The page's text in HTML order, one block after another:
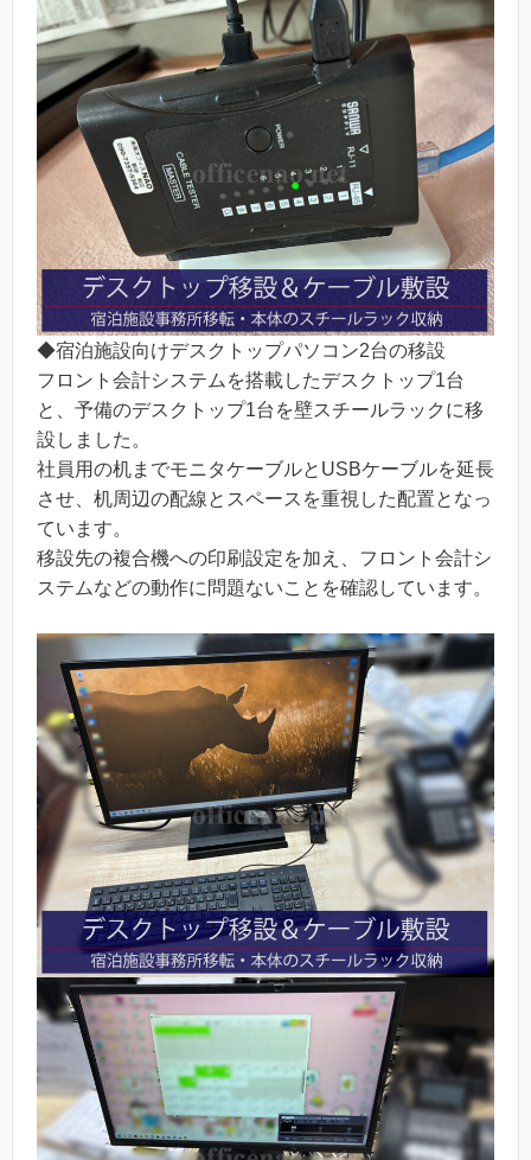
◆宿泊施設向けデスクトップパソコン2台の移設
フロント会計システムを搭載したデスクトップ1台
と、予備のデスクトップ1台を壁スチールラックに移
設しました。
社員用の机までモニタケーブルとUSBケーブルを延長
させ、机周辺の配線とスペースを重視した配置となっ
ています。
移設先の複合機への印刷設定を加え、フロント会計シ
ステムなどの動作に問題ないことを確認しています。